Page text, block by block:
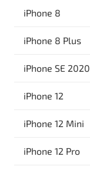
iPhone 8
iPhone 8 Plus
iPhone SE 2020
iPhone 12
iPhone 12 Mini
iPhone 12 Pro